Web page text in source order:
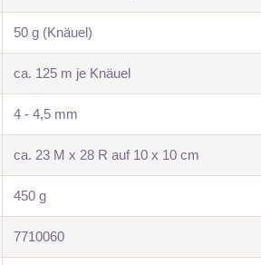
50 g (Knäuel)
ca. 125 m je Knäuel
4 - 4,5 mm
ca. 23 M x 28 R auf 10 x 10 cm
450 g
7710060